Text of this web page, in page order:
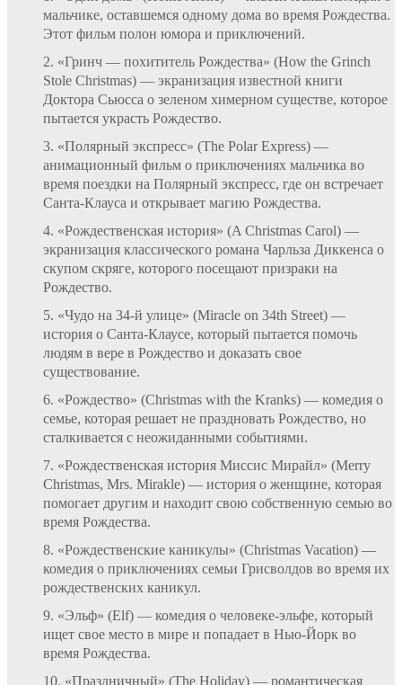
мальчике, оставшемся одному дома во время Рождества.
Этот фильм полон юмора и приключений.
«Гринч — похититель Рождества» (How the Grinch
Stole Christmas) — экранизация известной книги
Доктора Сьюсса о зеленом химерном существе, которое
пытается украсть Рождество.
«Полярный экспресс» (The Polar Express) —
анимационный фильм о приключениях мальчика во
время поездки на Полярный экспресс, где он встречает
Санта-Клауса и открывает магию Рождества.
«Рождественская история» (A Christmas Carol) —
экранизация классического романа Чарльза Диккенса о
скупом скряге, которого посещают призраки на
Рождество.
«Чудо на 34-й улице» (Miracle on 34th Street) —
история о Санта-Клаусе, который пытается помочь
людям в вере в Рождество и доказать свое
существование.
«Рождество» (Christmas with the Kranks) — комедия о
семье, которая решает не праздновать Рождество, но
сталкивается с неожиданными событиями.
«Рождественская история Миссис Мирайл» (Merry
Christmas, Mrs. Mirakle) — история о женщине, которая
помогает другим и находит свою собственную семью во
время Рождества.
«Рождественские каникулы» (Christmas Vacation) —
комедия о приключениях семьи Грисволдов во время их
рождественских каникул.
«Эльф» (Elf) — комедия о человеке-эльфе, который
ищет свое место в мире и попадает в Нью-Йорк во
время Рождества.
«Праздничный» (The Holiday) — романтическая